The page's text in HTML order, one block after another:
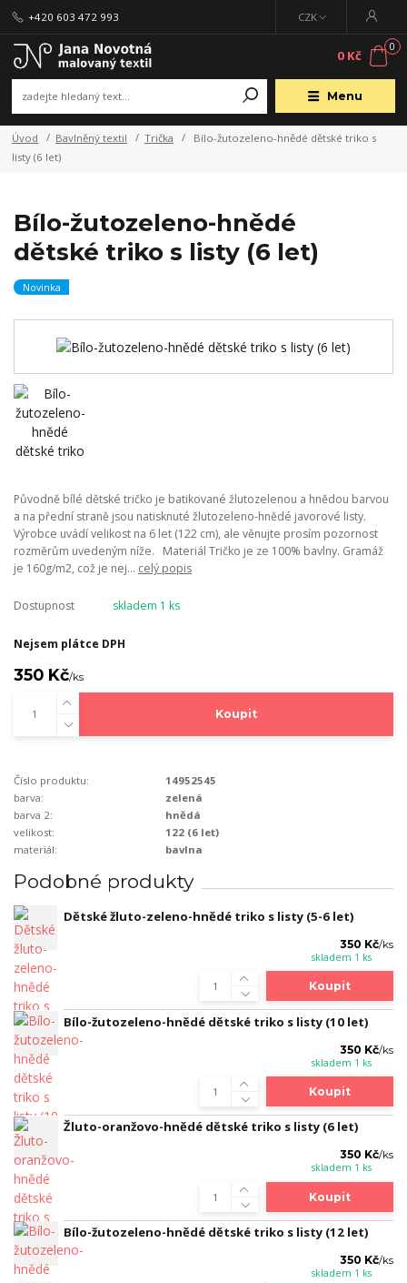
Menu
CZK
+420 603 472 993
0
0 Kč
Úvod Bavlněný textil Trička
Bílo-žutozeleno-hnědé dětské triko s
listy (6 let)
Bílo-žutozeleno-hnědé
dětské triko s listy (6 let)
Novinka
Původně bílé dětské tričko je batikované žlutozelenou a hnědou barvou
a na přední straně jsou natisknuté žlutozeleno-hnědé javorové listy.
Výrobce uvádí velikost na 6 let (122 cm), ale věnujte prosím pozornost
rozměrům uvedeným níže. Materiál Tričko je ze 100% bavlny. Gramáž
je 160g/m2, což je nej... celý popis
Dostupnost skladem 1 ks
Nejsem plátce DPH
350 Kč/ks
Koupit
Číslo produktu:
14952545
barva:
zelená
barva 2:
hnědá
velikost:
122 (6 let)
materiál:
bavlna
Podobné produkty
Dětské žluto-zeleno-hnědé triko s listy (5-6 let)
350 Kč/ks
skladem 1 ks
Koupit
Bílo-žutozeleno-hnědé dětské triko s listy (10 let)
350 Kč/ks
skladem 1 ks
Koupit
Žluto-oranžovo-hnědé dětské triko s listy (6 let)
350 Kč/ks
skladem 1 ks
Koupit
Bílo-žutozeleno-hnědé dětské triko s listy (12 let)
350 Kč/ks
skladem 1 ks